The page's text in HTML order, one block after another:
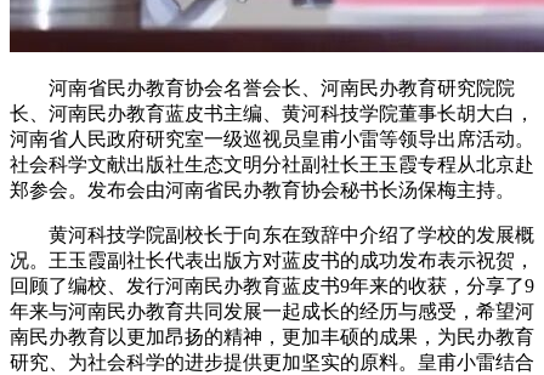
河南省民办教育协会名誉会长、河南民办教育研究院院
长、河南民办教育蓝皮书主编、黄河科技学院董事长胡大白，
河南省人民政府研究室一级巡视员皇甫小雷等领导出席活动。
社会科学文献出版社生态文明分社副社长王玉霞专程从北京赴
郑参会。发布会由河南省民办教育协会秘书长汤保梅主持。
黄河科技学院副校长于向东在致辞中介绍了学校的发展概
况。王玉霞副社长代表出版方对蓝皮书的成功发布表示祝贺，
回顾了编校、发行河南民办教育蓝皮书9年来的收获，分享了9
年来与河南民办教育共同发展一起成长的经历与感受，希望河
南民办教育以更加昂扬的精神，更加丰硕的成果，为民办教育
研究、为社会科学的进步提供更加坚实的原料。皇甫小雷结合